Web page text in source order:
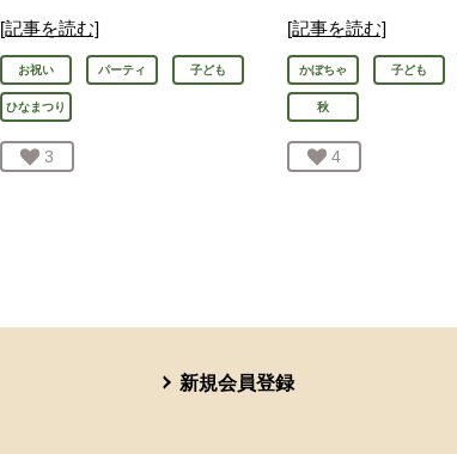
[記事を読む]
お祝い パーティ 子ども
ひなまつり
お気に入り登録：
3
[記事を読む]
かぼちゃ 子ども
秋
お気に入り登録：
4人が登録
新規会員登録